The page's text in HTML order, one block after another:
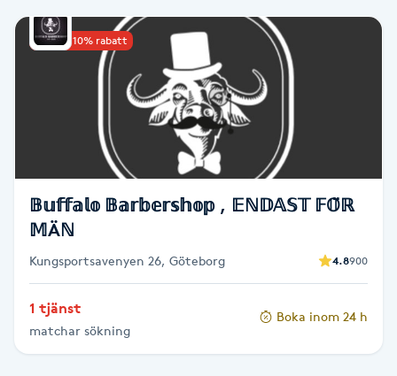
Babylights
Bambumassage
Barber
Barnklippning
BIAB
Blowout
Upp till 10% rabatt
𝔹𝕦𝕗𝕗𝕒𝕝𝕠 𝔹𝕒𝕣𝕓𝕖𝕣𝕤𝕙𝕠𝕡 , 𝔼ℕ𝔻𝔸𝕊𝕋 𝔽𝕆̈ℝ
𝕄Äℕ
Kungsportsavenyen 26, Göteborg 4.8900
1 tjänst
matchar sökning
Boka inom 24 h